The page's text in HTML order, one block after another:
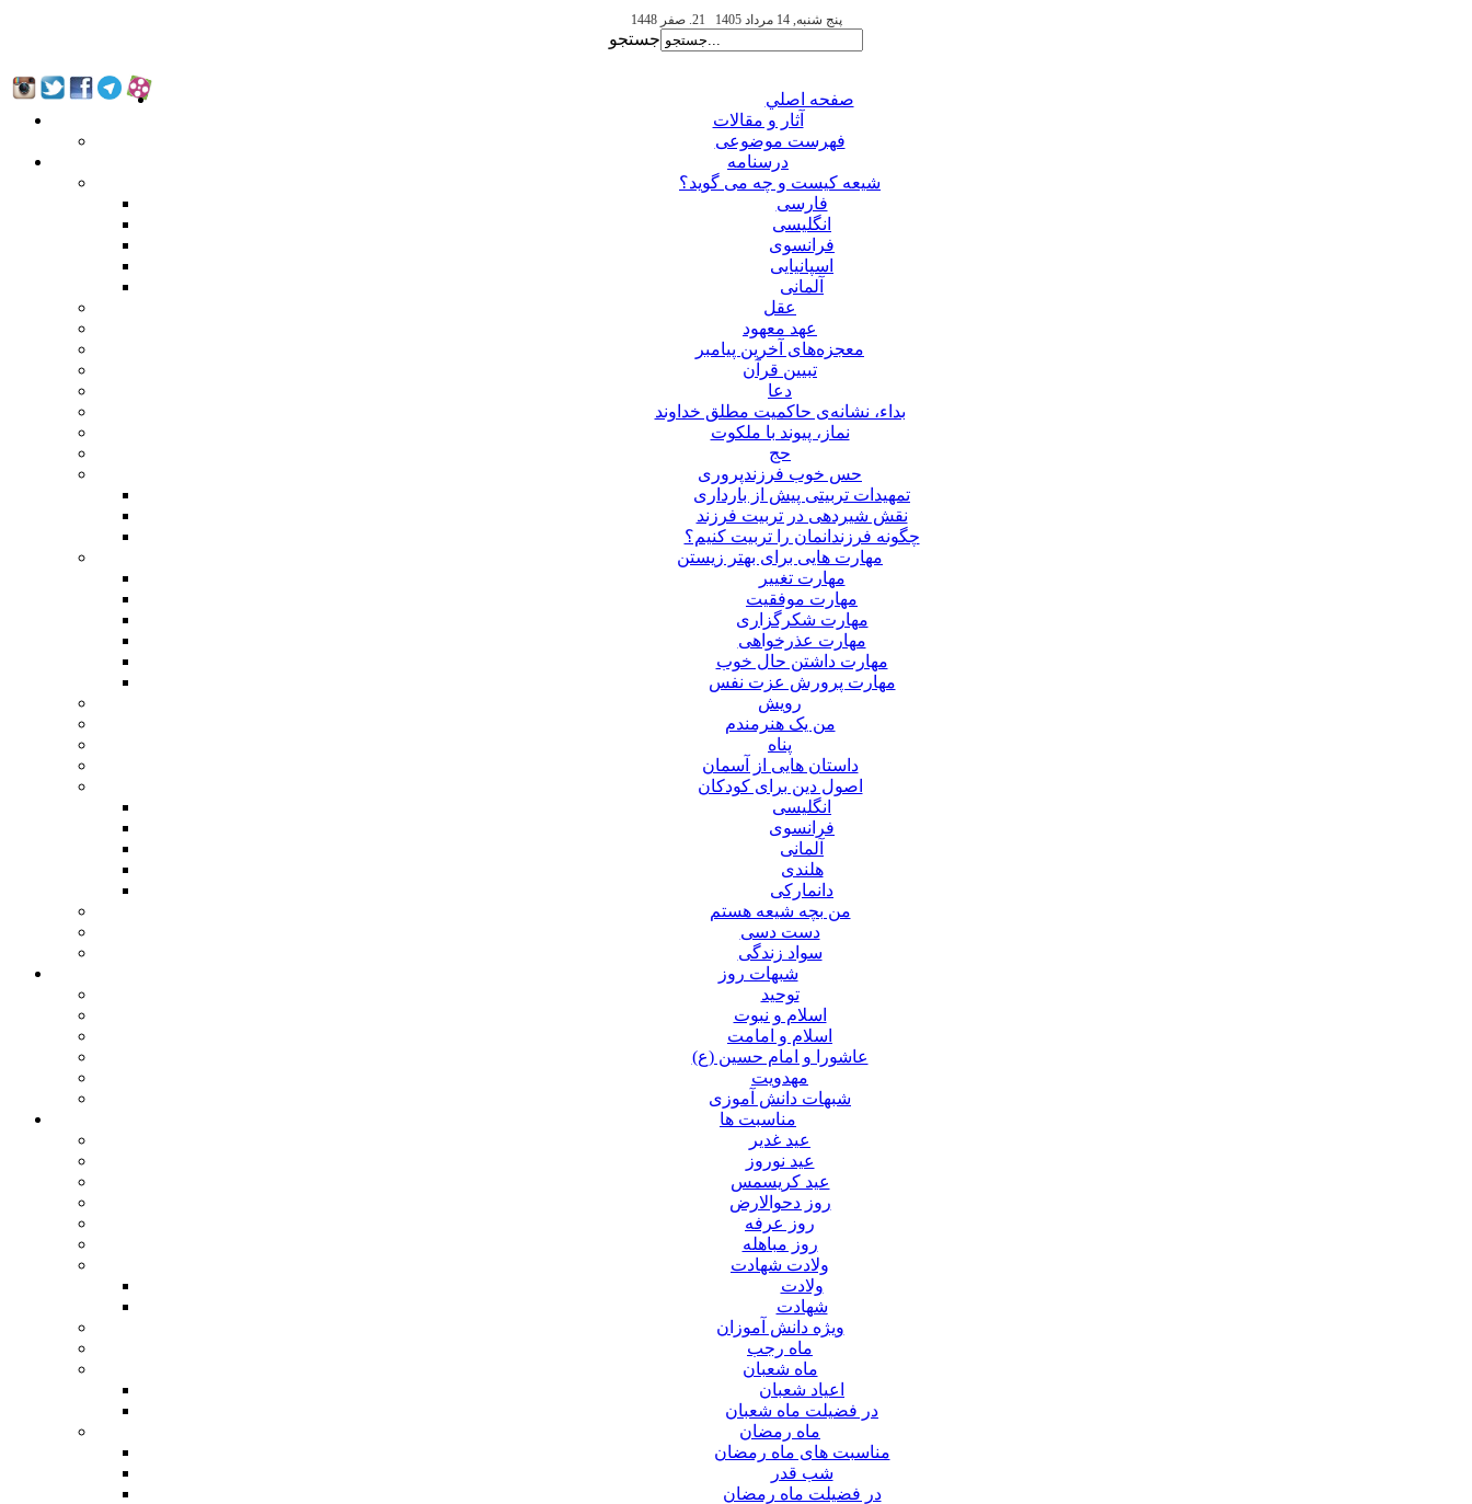
پنج شنبه, 14 مرداد 1405
جستجو
صفحه اصلي
آثار و مقالات
فهرست موضوعی
درسنامه
شیعه کیست و چه می گوید؟
فارسی
انگلیسی
فرانسوی
اسپانیایی
آلمانی
عقل
عهد معهود
معجزه‌های آخرین پیامبر
تبيين قرآن
دعا
بداء، نشانه‌ی حاکمیت مطلق خداوند
نماز، پیوند با ملکوت
حج
حس خوب فرزندپروری
تمهیدات تربیتی پیش از بارداری
نقش شیردهی در تربیت فرزند
چگونه فرزندانمان را تربیت کنیم؟
مهارت هایی برای بهتر زیستن
مهارت تغییر
مهارت موفقیت
مهارت شکرگزاری
مهارت عذرخواهی
مهارت داشتن حال خوب
مهارت پرورش عزت نفس
رویش
من یک هنرمندم
پناه
داستان هایی از آسمان
اصول دین برای کودکان
انگلیسی
فرانسوی
آلمانی
هلندی
دانمارکی
من بچه شیعه هستم
دست دسی
سواد زندگی
شبهات روز
توحید
اسلام و نبوت
اسلام و امامت
عاشورا و امام حسین (ع)
مهدویت
شبهات دانش آموزی
مناسبت ها
عید غدير
عید نوروز
عید کریسمس
روز دحوالارض
روز عرفه
روز مباهله
ولادت شهادت
ولادت
شهادت
ویژه دانش آموزان
ماه رجب
ماه شعبان
اعیاد شعبان
در فضیلت ماه شعبان
ماه رمضان
مناسبت های ماه رمضان
شب قدر
در فضیلت ماه رمضان